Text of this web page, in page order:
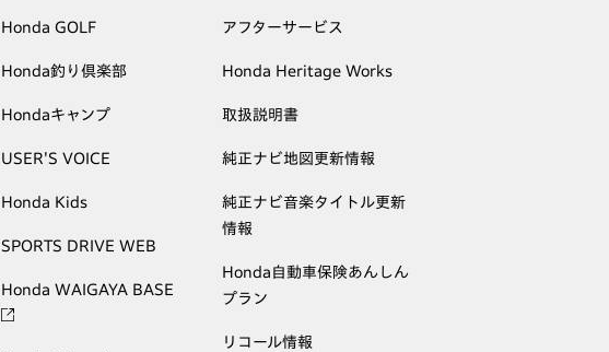
Honda GOLF
Honda釣り倶楽部
Hondaキャンプ
USER'S VOICE
Honda Kids
SPORTS DRIVE WEB
Honda WAIGAYA BASE
アフターサービス
Honda Heritage Works
取扱説明書
純正ナビ地図更新情報
純正ナビ音楽タイトル更新
情報
Honda自動車保険あんしん
プラン
リコール情報